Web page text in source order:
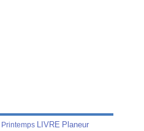
Printemps LIVRE Planeur